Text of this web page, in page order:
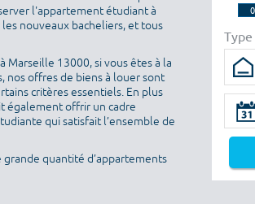
l'appartement étudiant à
nouveaux bacheliers, et tous
Marseille 13000, si vous êtes à la
nos offres de biens à louer sont
critères essentiels. En plus
également offrir un cadre
qui satisfait l’ensemble de
grande quantité d’appartements